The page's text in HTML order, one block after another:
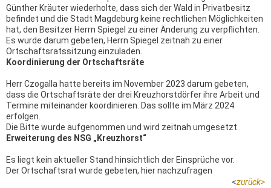
Günther Kräuter wiederholte, dass sich der Wald in Privatbesitz
befindet und die Stadt Magdeburg keine rechtlichen Möglichkeiten
hat, den Besitzer Herrn Spiegel zu einer Änderung zu verpflichten.
Es wurde darum gebeten, Herrn Spiegel zeitnah zu einer
Ortschaftsratssitzung einzuladen.
Koordinierung der Ortschaftsräte
Herr Czogalla hatte bereits im November 2023 darum gebeten,
dass die Ortschaftsräte der drei Kreuzhorstdörfer ihre Arbeit und
Termine miteinander koordinieren. Das sollte im März 2024
erfolgen.
Die Bitte wurde aufgenommen und wird zeitnah umgesetzt.
Erweiterung des NSG „Kreuzhorst“
Es liegt kein aktueller Stand hinsichtlich der Einsprüche vor.
Der Ortschaftsrat wurde gebeten, hier nachzufragen
<zurück>